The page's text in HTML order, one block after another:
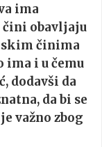
ima
obavljaju
činima
ima i u čemu
dodavši da
da bi se
važno zbog